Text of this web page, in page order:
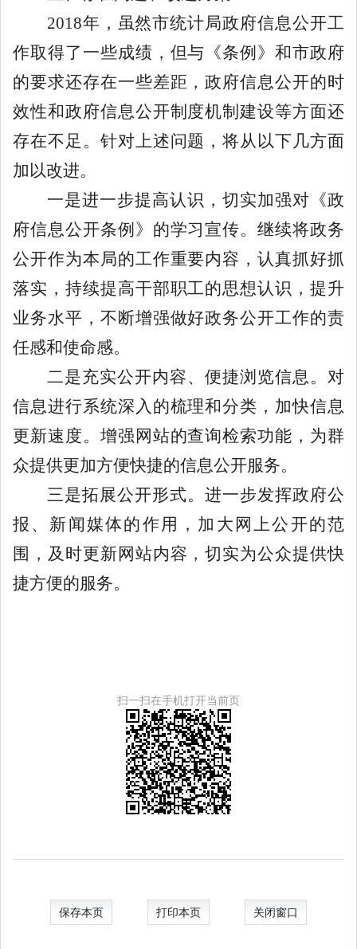
2018年，虽然市统计局政府信息公开工
作取得了一些成绩，但与《条例》和市政府
的要求还存在一些差距，政府信息公开的时
效性和政府信息公开制度机制建设等方面还
存在不足。针对上述问题，将从以下几方面
加以改进。
一是进一步提高认识，切实加强对《政
府信息公开条例》的学习宣传。继续将政务
公开作为本局的工作重要内容，认真抓好抓
落实，持续提高干部职工的思想认识，提升
业务水平，不断增强做好政务公开工作的责
任感和使命感。
二是充实公开内容、便捷浏览信息。对
信息进行系统深入的梳理和分类，加快信息
更新速度。增强网站的查询检索功能，为群
众提供更加方便快捷的信息公开服务。
三是拓展公开形式。进一步发挥政府公
报、新闻媒体的作用，加大网上公开的范
围，及时更新网站内容，切实为公众提供快
捷方便的服务。
扫一扫在手机打开当前页
保存本页 打印本页 关闭窗口